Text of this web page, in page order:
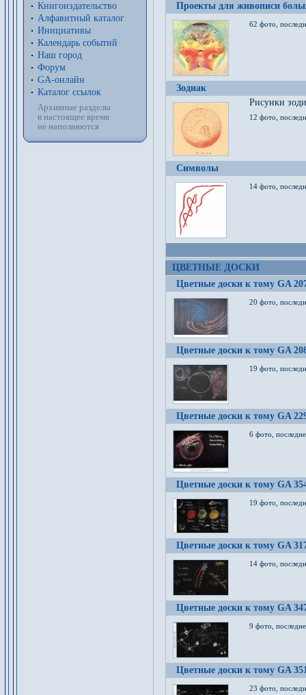
Книгоиздательство
Алфавитный каталог
Инициативы
Календарь событий
Наш город
Форум
GA-онлайн
Каталог ссылок
Архивные разделы
в настоящее время
не наполняются
Проекты для живописи
62 фото,
Зодиак
Рисунки
12 фото,
Символы
14 фото,
ЦВЕТНЫЕ ДОСКИ
Цветные доски к тому GA
20 фото,
Цветные доски к тому GA
19 фото,
Цветные доски к тому GA
6 фото,
Цветные доски к тому GA
19 фото,
Цветные доски к тому GA
14 фото,
Цветные доски к тому GA
9 фото,
Цветные доски к тому GA
23 фото,